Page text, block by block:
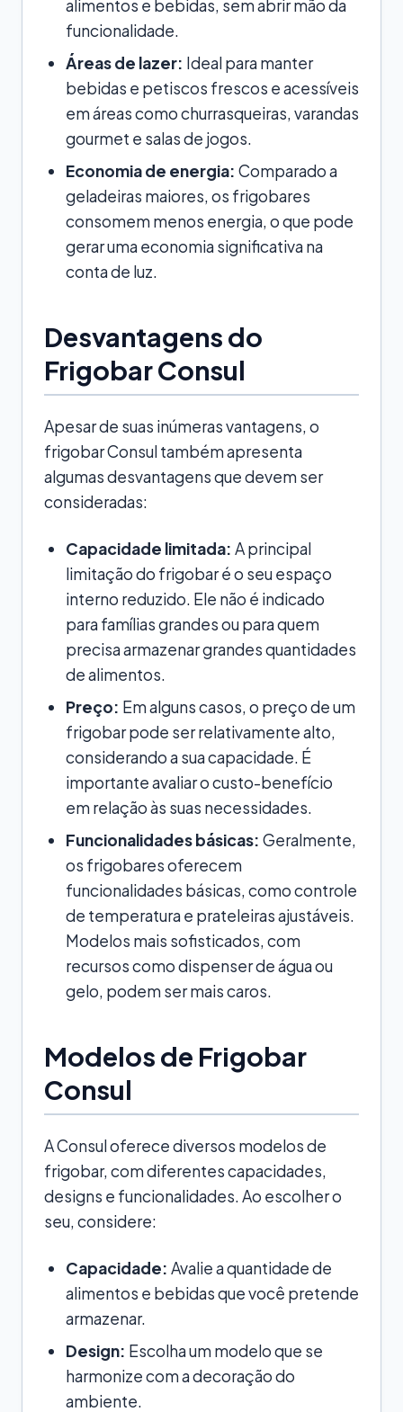
alimentos e bebidas, sem abrir mão da
funcionalidade.
Áreas de lazer: Ideal para manter
bebidas e petiscos frescos e acessíveis
em áreas como churrasqueiras, varandas
gourmet e salas de jogos.
Economia de energia: Comparado a
geladeiras maiores, os frigobares
consomem menos energia, o que pode
gerar uma economia significativa na
conta de luz.
Desvantagens do
Frigobar Consul
Apesar de suas inúmeras vantagens, o
frigobar Consul também apresenta
algumas desvantagens que devem ser
consideradas:
Capacidade limitada: A principal
limitação do frigobar é o seu espaço
interno reduzido. Ele não é indicado
para famílias grandes ou para quem
precisa armazenar grandes quantidades
de alimentos.
Preço: Em alguns casos, o preço de um
frigobar pode ser relativamente alto,
considerando a sua capacidade. É
importante avaliar o custo-benefício
em relação às suas necessidades.
Funcionalidades básicas: Geralmente,
os frigobares oferecem
funcionalidades básicas, como controle
de temperatura e prateleiras ajustáveis.
Modelos mais sofisticados, com
recursos como dispenser de água ou
gelo, podem ser mais caros.
Modelos de Frigobar
Consul
A Consul oferece diversos modelos de
frigobar, com diferentes capacidades,
designs e funcionalidades. Ao escolher o
seu, considere:
Capacidade: Avalie a quantidade de
alimentos e bebidas que você pretende
armazenar.
Design: Escolha um modelo que se
harmonize com a decoração do
ambiente.